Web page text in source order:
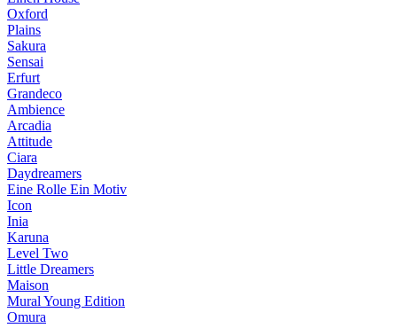
Oxford
Plains
Sakura
Sensai
Erfurt
Grandeco
Ambience
Arcadia
Attitude
Ciara
Daydreamers
Eine Rolle Ein Motiv
Icon
Inia
Karuna
Level Two
Little Dreamers
Maison
Mural Young Edition
Omura